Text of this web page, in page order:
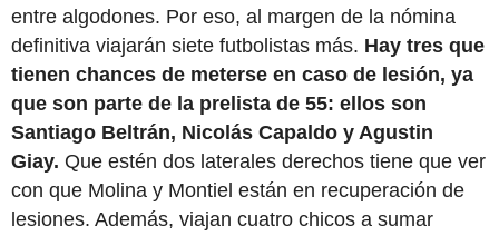
entre algodones. Por eso, al margen de la nómina
definitiva viajarán siete futbolistas más. Hay tres que
tienen chances de meterse en caso de lesión, ya
que son parte de la prelista de 55: ellos son
Santiago Beltrán, Nicolás Capaldo y Agustin
Giay. Que estén dos laterales derechos tiene que ver
con que Molina y Montiel están en recuperación de
lesiones. Además, viajan cuatro chicos a sumar